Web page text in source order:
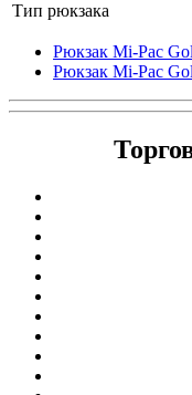
Тип рюкзака
Рюкзак Mi-Pac
Рюкзак Mi-Pac